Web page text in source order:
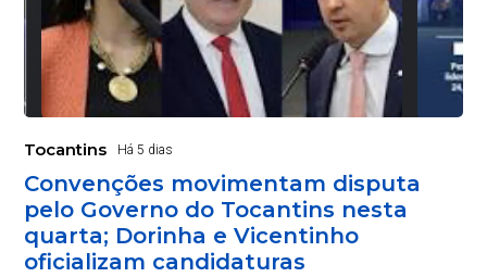
Tocantins Há 5 dias
Convenções movimentam disputa
pelo Governo do Tocantins nesta
quarta; Dorinha e Vicentinho
oficializam candidaturas